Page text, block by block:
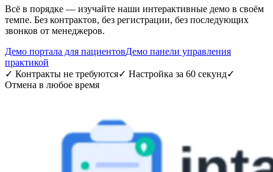
Всё в порядке — изучайте наши интерактивные демо в своём
темпе. Без контрактов, без регистрации, без последующих
звонков от менеджеров.
Демо портала для пациентовДемо панели управления
практикой
✓ Контракты не требуются✓ Настройка за 60 секунд✓
Отмена в любое время